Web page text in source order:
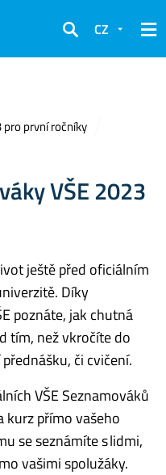
Hledat
CZ
pro první ročníky
VŠE 2023
ještě před oficiálním
Díky
poznáte, jak chutná
tím, než vkročíte do
či cvičení.
VŠE Seznamováků
kurz přímo vašeho
se seznámíte s lidmi,
vašimi spolužáky.